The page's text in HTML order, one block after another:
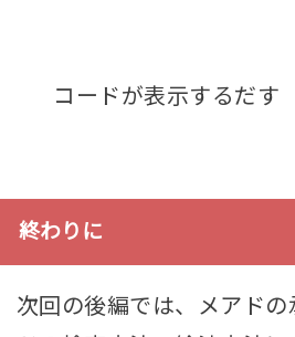
コードが表示するだす
終わりに
次回の後編では、メアド